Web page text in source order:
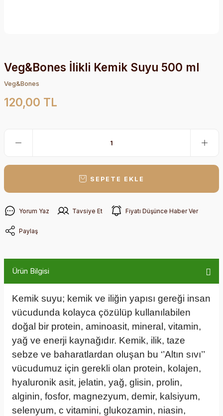
Veg&Bones İlikli Kemik Suyu 500 ml
Veg&Bones
120,00 TL
SEPETE EKLE
Yorum Yaz Tavsiye Et Fiyatı Düşünce Haber Ver
Paylaş
Ürün Bilgisi
Kemik suyu; kemik ve iliğin yapısı gereği insan
vücudunda kolayca çözülüp kullanılabilen
doğal bir protein, aminoasit, mineral, vitamin,
yağ ve enerji kaynağıdır. Kemik, ilik, taze
sebze ve baharatlardan oluşan bu ‘’Altın sıvı’’
vücudumuz için gerekli olan protein, kolajen,
hyaluronik asit, jelatin, yağ, glisin, prolin,
alginin, fosfor, magnezyum, demir, kalsiyum,
selenyum, c vitamini, glukozamin, niasin,